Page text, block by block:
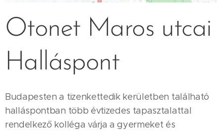
Otonet Maros utcai
Halláspont
Budapesten a tizenkettedik kerületben található
halláspontban több évtizedes tapasztalattal
rendelkező kolléga várja a gyermeket és